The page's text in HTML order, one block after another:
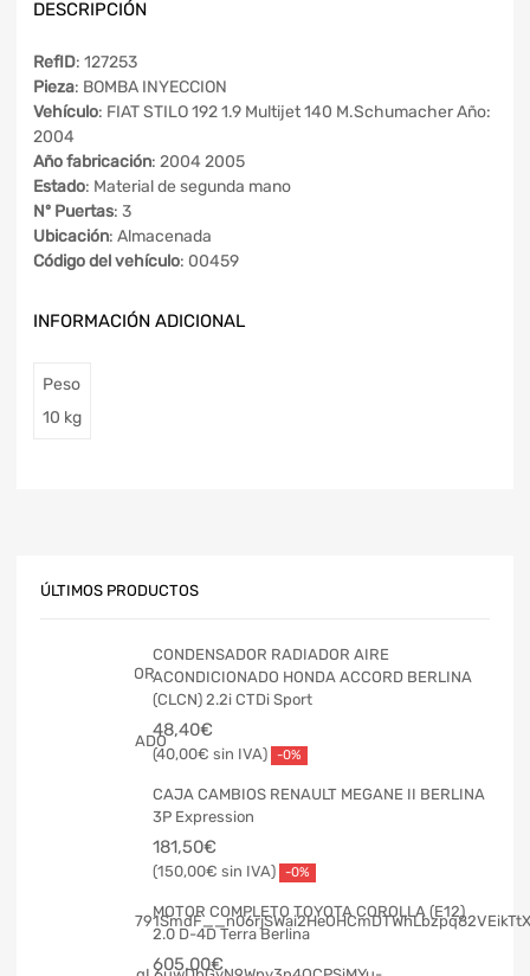
DESCRIPCIÓN
RefID: 127253
Pieza: BOMBA INYECCION
Vehículo: FIAT STILO 192 1.9 Multijet 140 M.Schumacher Año:
2004
Año fabricación: 2004 2005
Estado: Material de segunda mano
Nº Puertas: 3
Ubicación: Almacenada
Código del vehículo: 00459
INFORMACIÓN ADICIONAL
Peso
10 kg
ÚLTIMOS PRODUCTOS
CONDENSADOR RADIADOR AIRE
ACONDICIONADO HONDA ACCORD BERLINA
(CLCN) 2.2i CTDi Sport
48,40€
40,00€ -0%
CAJA CAMBIOS RENAULT MEGANE II BERLINA
3P Expression
181,50€
150,00€ -0%
MOTOR COMPLETO TOYOTA COROLLA (E12)
2.0 D-4D Terra Berlina
605,00€